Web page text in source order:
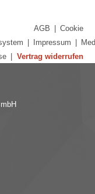
AGB
Cookie
Impressum
Vertrag widerrufen